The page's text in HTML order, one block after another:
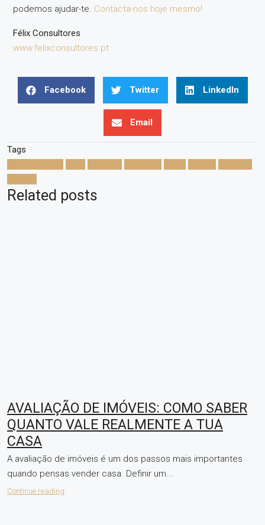
podemos ajudar-te. Contacta-nos hoje mesmo!
Félix Consultores
www.felixconsultores.pt
Facebook Twitter LinkedIn
Email
Tags
Related posts
AVALIAÇÃO DE IMÓVEIS: COMO SABER
QUANTO VALE REALMENTE A TUA
CASA
A avaliação de imóveis é um dos passos mais importantes
quando pensas vender casa. Definir um...
Continue reading